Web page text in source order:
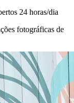
24 horas/dia
fotográficas de